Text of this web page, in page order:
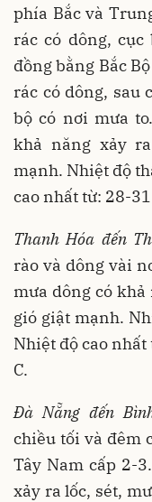
phía Bắc và
rác có dông,
đồng bằng Bắc
rác có dông, sau
bộ có nơi mưa
khả năng xảy
mạnh. Nhiệt độ
cao nhất từ: 28-31
Thanh Hóa đến
rào và dông vài
mưa dông có
gió giật mạnh.
Nhiệt độ cao
C.
Đà Nẵng đến
chiều tối và đêm
Tây Nam cấp 2-
xảy ra lốc, sét,